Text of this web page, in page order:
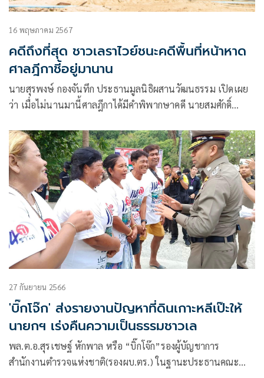
16 พฤษภาคม 2567
คดีถึงที่สุด ชาวเลราไวย์ชนะคดีพื้นที่หน้าหาด
ศาลฎีกาชี้อยู่มานาน
นายสุรพงษ์ กองจันทึก ประธานมูลนิธิผสานวัฒนธรรม เปิดเผย
ว่า เมื่อไม่นานมานี้ศาลฎีกาได้มีคำพิพากษาคดี นายสมศักดิ์
อ้อมใจ กันเสนาะ, นายเจริญ ดำรงเกษตร
27 กันยายน 2566
'บิ๊กโจ๊ก' ส่งรายงานปัญหาที่ดินเกาะหลีเป๊ะให้
นายกฯ เร่งคืนความเป็นธรรมชาวเล
พล.ต.อ.สุรเชษฐ์ หักพาล หรือ “บิ๊กโจ๊ก”รองผู้บัญชาการ
สำนักงานตำรวจแห่งชาติ(รองผบ.ตร.) ในฐานะประธานคณะ